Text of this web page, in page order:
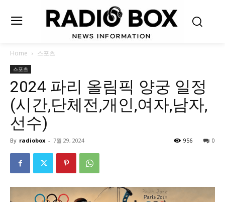
Home 스포츠
스포츠
2024 파리 올림픽 양궁 일정
(시간,단체전,개인,여자,남자,
선수)
By radiobox - 7월 29, 2024 0
956